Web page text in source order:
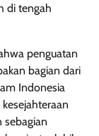
di tengah
penguatan
bagian dari
Indonesia
sebagian